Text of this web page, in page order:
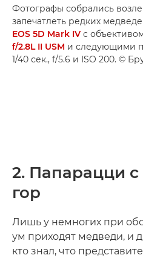
Фотографы собрались
запечатлеть редких
EOS 5D Mark IV с
f/2.8L II USM и следующими
1/40 сек., f/5.6 и ISO 200. ©
2. Папарацци
гор
Лишь у немногих при
ум приходят медведи, и
кто знал, что